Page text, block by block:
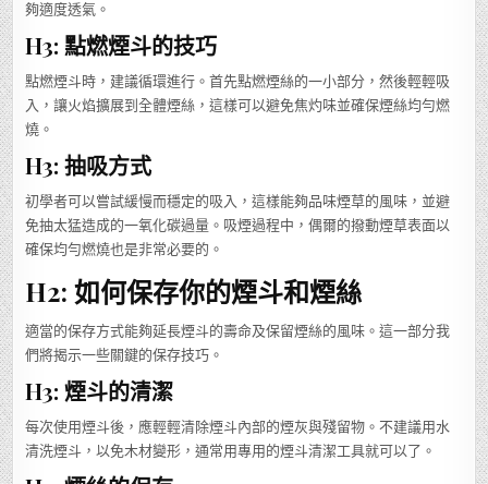
夠適度透氣。
H3: 點燃煙斗的技巧
點燃煙斗時，建議循環進行。首先點燃煙絲的一小部分，然後輕輕吸
入，讓火焰擴展到全體煙絲，這樣可以避免焦灼味並確保煙絲均勻燃
燒。
H3: 抽吸方式
初學者可以嘗試緩慢而穩定的吸入，這樣能夠品味煙草的風味，並避
免抽太猛造成的一氧化碳過量。吸煙過程中，偶爾的撥動煙草表面以
確保均勻燃燒也是非常必要的。
H2: 如何保存你的煙斗和煙絲
適當的保存方式能夠延長煙斗的壽命及保留煙絲的風味。這一部分我
們將揭示一些關鍵的保存技巧。
H3: 煙斗的清潔
每次使用煙斗後，應輕輕清除煙斗內部的煙灰與殘留物。不建議用水
清洗煙斗，以免木材變形，通常用專用的煙斗清潔工具就可以了。